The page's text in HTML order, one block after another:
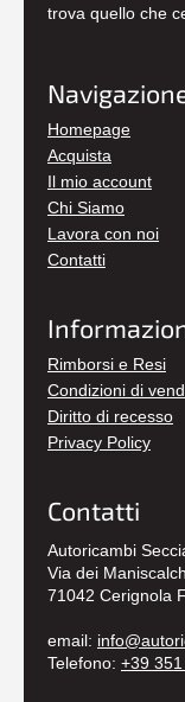
trova quello che
Homepage
Acquista
Il mio account
Chi Siamo
Lavora con noi
Contatti
Rimborsi e Resi
Condizioni di
Diritto di recesso
Privacy Policy
Contatti
Autoricambi
Via dei
71042 Cerignola
email:
Telefono: +39